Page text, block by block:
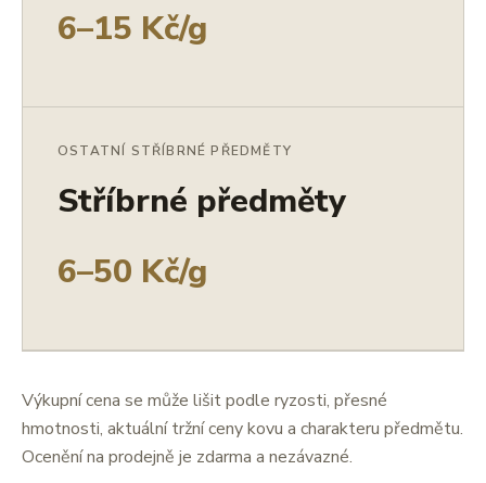
6–15 Kč/g
OSTATNÍ STŘÍBRNÉ PŘEDMĚTY
Stříbrné předměty
6–50 Kč/g
Výkupní cena se může lišit podle ryzosti, přesné
hmotnosti, aktuální tržní ceny kovu a charakteru předmětu.
Ocenění na prodejně je zdarma a nezávazné.